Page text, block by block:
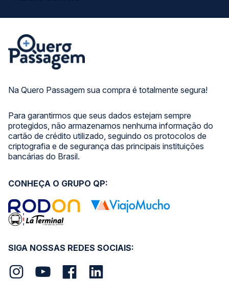
Na Quero Passagem sua compra é totalmente segura!
Para garantirmos que seus dados estejam sempre
protegidos, não armazenamos nenhuma informação do
cartão de crédito utilizado, seguindo os protocolos de
criptografia e de segurança das principais instituições
bancárias do Brasil.
SIGA NOSSAS REDES SOCIAIS:
CONHEÇA O GRUPO QP: